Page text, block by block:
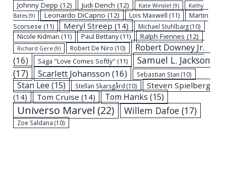
Johnny Depp (12) Judi Dench (12) Kate Winslet (9)
Kathy
Bates (9) Leonardo DiCaprio (12) Lois Maxwell (11)
Martin
Scorsese (11) Meryl Streep (14) Michael Stuhlbarg(10)
Nicole Kidman (11) Paul Bettany(11) Ralph Fiennes (12)
Richard Gere (9) Robert De Niro (10)
Robert Downey Jr.
(16)
Saga "Love Comes Softly" (11)
Samuel L. Jackson
(17)
Scarlett Johansson (16) Sebastian Stan (10)
Stan Lee (15) Stellan Skarsgård (10)
Steven Spielberg
(14)
Tom Cruise (14) Tom Hanks (15)
Universo Marvel (22) Willem Dafoe (17)
Zoe Saldana (10)